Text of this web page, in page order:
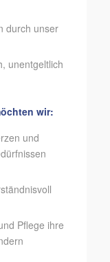
durch unser
unentgeltlich
wir:
und
Pflege ihre